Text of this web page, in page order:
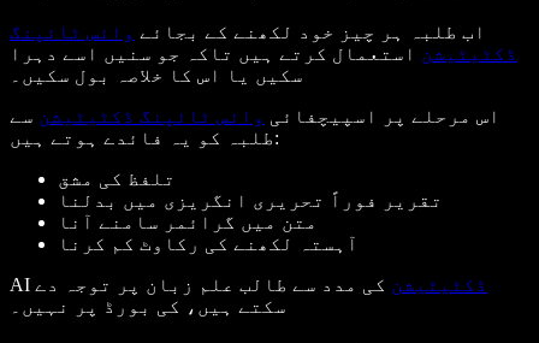
اب طلبہ ہر چیز خود لکھنے کے بجائے وائس ٹائپنگ
ڈکٹیٹیشن استعمال کرتے ہیں تاکہ جو سنیں اسے دہرا
سکیں یا اس کا خلاصہ بول سکیں۔
اس مرحلے پر اسپیچفائی وائس ٹائپنگ ڈکٹیٹیشن سے
طلبہ کو یہ فائدے ہوتے ہیں:
تلفظ کی مشق
تقریر فوراً تحریری انگریزی میں بدلنا
متن میں گرائمر سامنے آنا
آہستہ لکھنے کی رکاوٹ کم کرنا
AI
ڈکٹیٹیشن کی مدد سے طالب علم زبان پر توجہ دے
سکتے ہیں، کی بورڈ پر نہیں۔